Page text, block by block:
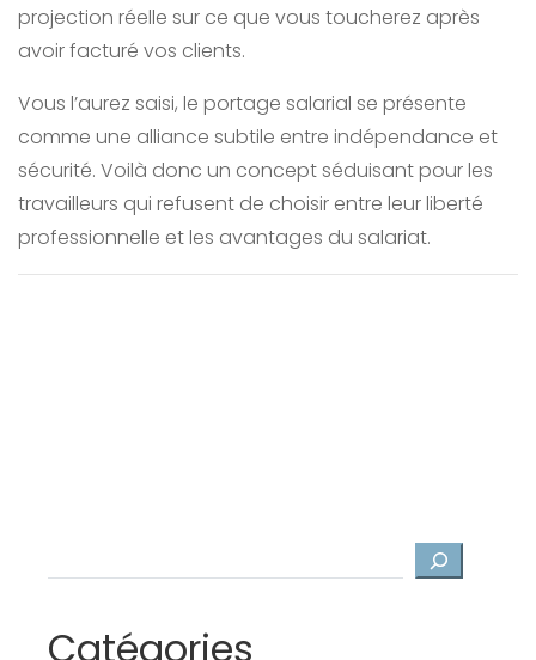
projection réelle sur ce que vous toucherez après
avoir facturé vos clients.
Vous l’aurez saisi, le portage salarial se présente
comme une alliance subtile entre indépendance et
sécurité. Voilà donc un concept séduisant pour les
travailleurs qui refusent de choisir entre leur liberté
professionnelle et les avantages du salariat.
Catégories